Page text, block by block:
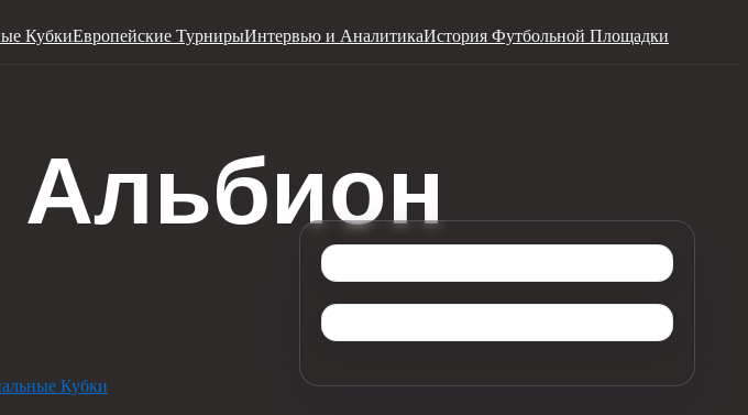
КубкиЕвропейские ТурнирыИнтервью и АналитикаИстория Футбольной Площадки
Кубки